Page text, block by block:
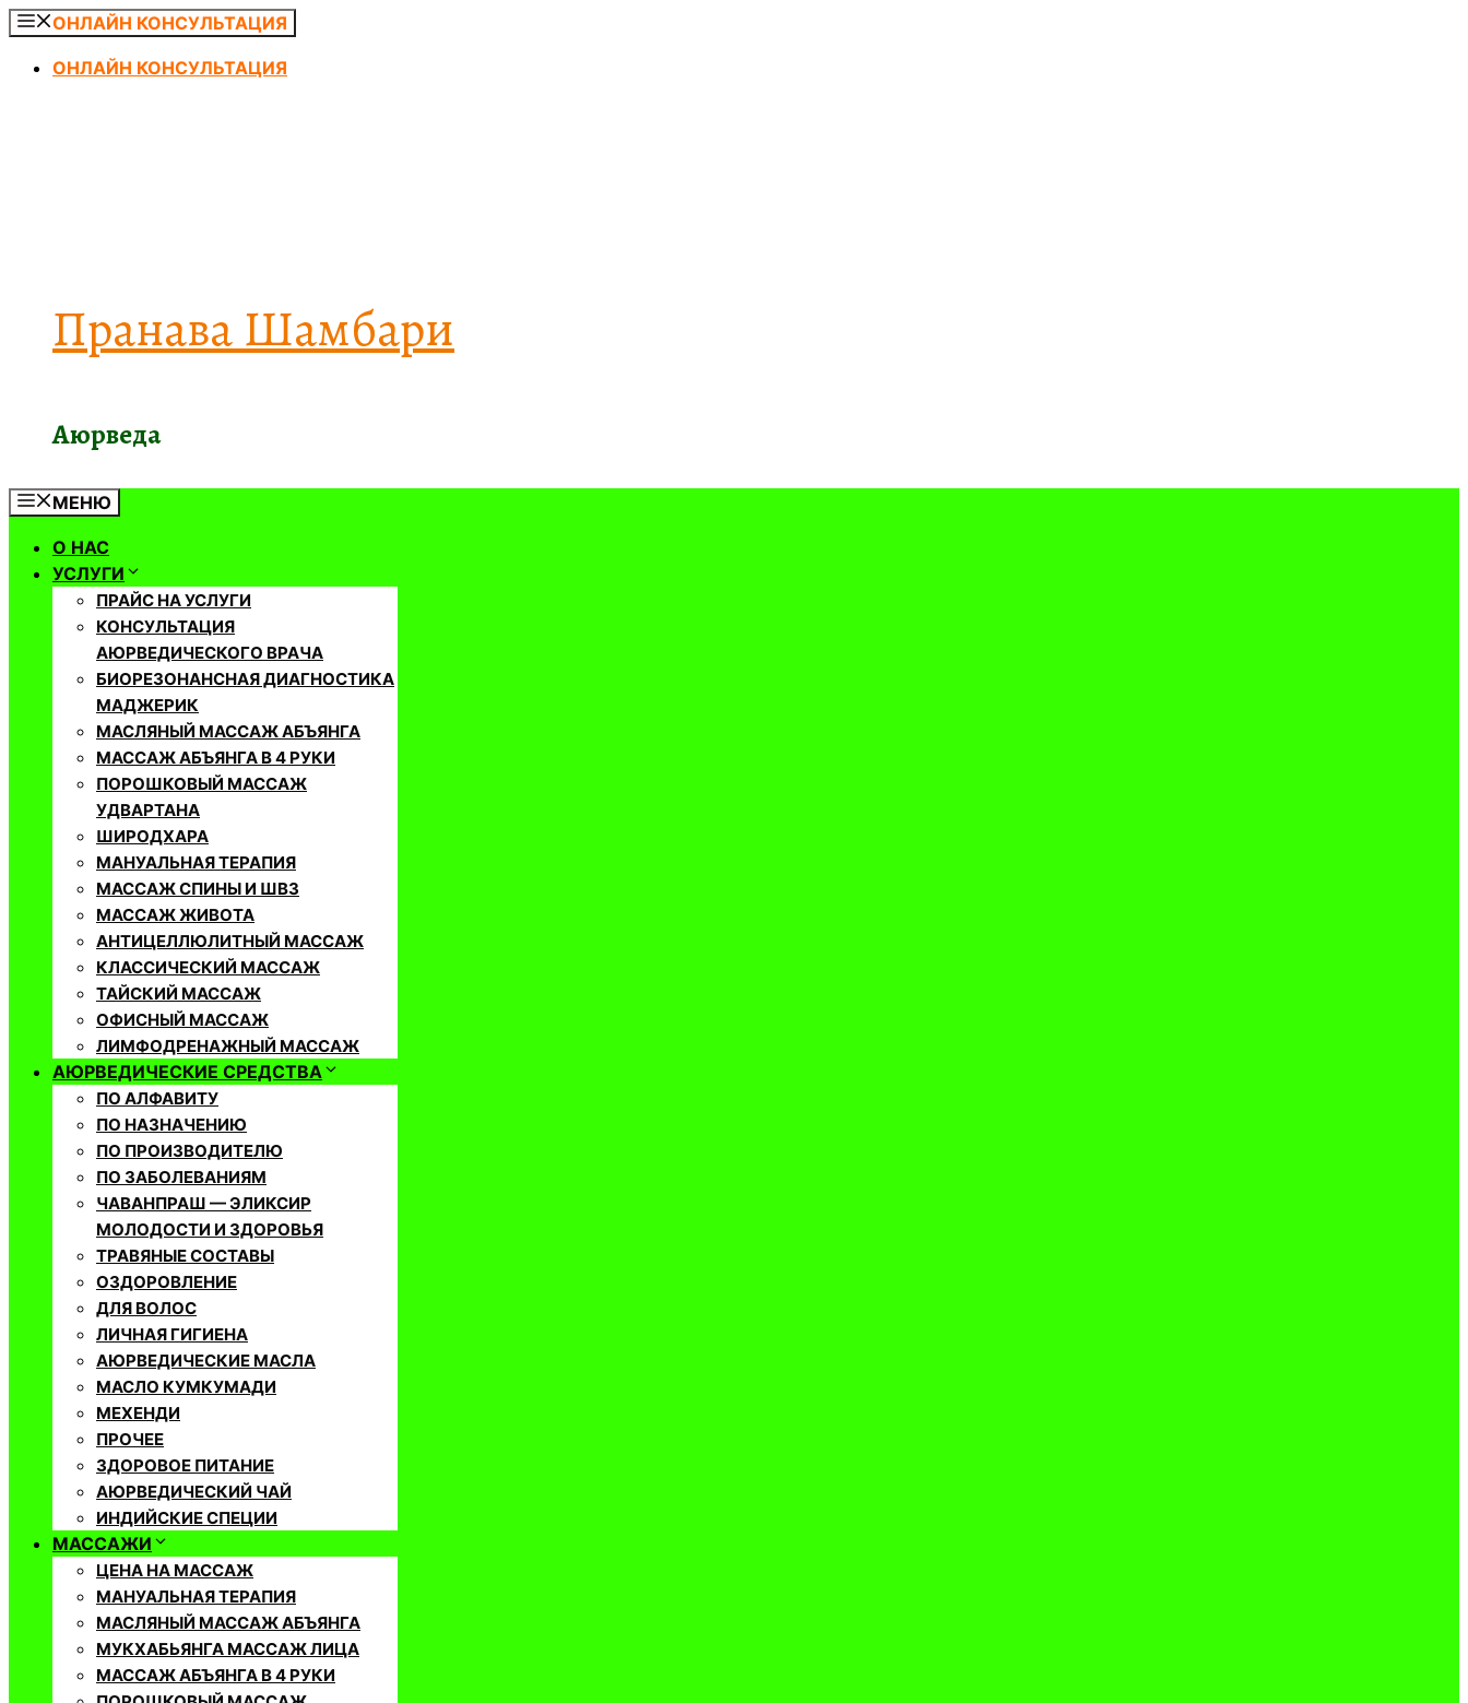
Перейти
содержимому
ОНЛАЙН КОНСУЛЬТАЦИЯ
ОНЛАЙН КОНСУЛЬТАЦИЯ
Пранава Шамбари
Аюрведа
МЕНЮ
О НАС
УСЛУГИ
ПРАЙС НА УСЛУГИ
КОНСУЛЬТАЦИЯ
АЮРВЕДИЧЕСКОГО ВРАЧА
БИОРЕЗОНАНСНАЯ ДИАГНОСТИКА
МАДЖЕРИК
МАСЛЯНЫЙ МАССАЖ АБЪЯНГА
МАССАЖ АБЪЯНГА В 4 РУКИ
ПОРОШКОВЫЙ МАССАЖ
УДВАРТАНА
ШИРОДХАРА
МАНУАЛЬНАЯ ТЕРАПИЯ
МАССАЖ СПИНЫ И ШВЗ
МАССАЖ ЖИВОТА
АНТИЦЕЛЛЮЛИТНЫЙ МАССАЖ
КЛАССИЧЕСКИЙ МАССАЖ
ТАЙСКИЙ МАССАЖ
ОФИСНЫЙ МАССАЖ
ЛИМФОДРЕНАЖНЫЙ МАССАЖ
АЮРВЕДИЧЕСКИЕ СРЕДСТВА
ПО АЛФАВИТУ
ПО НАЗНАЧЕНИЮ
ПО ПРОИЗВОДИТЕЛЮ
ПО ЗАБОЛЕВАНИЯМ
ЧАВАНПРАШ — ЭЛИКСИР
МОЛОДОСТИ И ЗДОРОВЬЯ
ТРАВЯНЫЕ СОСТАВЫ
ОЗДОРОВЛЕНИЕ
ДЛЯ ВОЛОС
ЛИЧНАЯ ГИГИЕНА
АЮРВЕДИЧЕСКИЕ МАСЛА
МАСЛО КУМКУМАДИ
МЕХЕНДИ
ПРОЧЕЕ
ЗДОРОВОЕ ПИТАНИЕ
АЮРВЕДИЧЕСКИЙ ЧАЙ
ИНДИЙСКИЕ СПЕЦИИ
МАССАЖИ
ЦЕНА НА МАССАЖ
МАНУАЛЬНАЯ ТЕРАПИЯ
МАСЛЯНЫЙ МАССАЖ АБЪЯНГА
МУКХАБЬЯНГА МАССАЖ ЛИЦА
МАССАЖ АБЪЯНГА В 4 РУКИ